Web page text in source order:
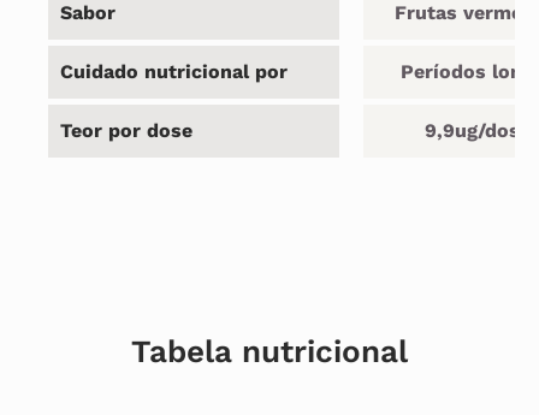
Sabor Frutas
Cuidado nutricional por Períodos
Teor por dose 9,9ug/dose
Tabela nutricional